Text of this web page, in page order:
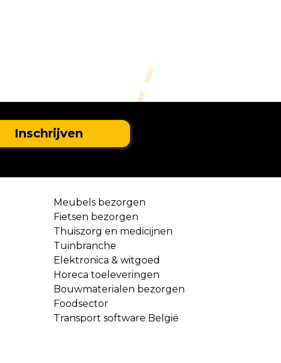
Meubels bezorgen
Fietsen bezorgen
Thuiszorg en medicijnen
Tuinbranche
Elektronica & witgoed
Horeca toeleveringen
Bouwmaterialen bezorgen
Foodsector
Transport software België